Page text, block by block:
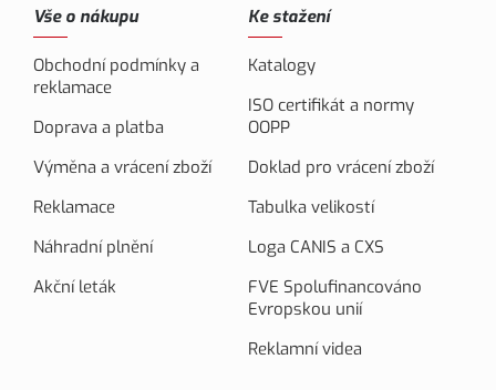
Vše o nákupu
Obchodní podmínky a
reklamace
Doprava a platba
Výměna a vrácení zboží
Reklamace
Náhradní plnění
Akční leták
Ke stažení
Katalogy
ISO certifikát a normy
OOPP
Doklad pro vrácení zboží
Tabulka velikostí
Loga CANIS a CXS
FVE Spolufinancováno
Evropskou unií
Reklamní videa